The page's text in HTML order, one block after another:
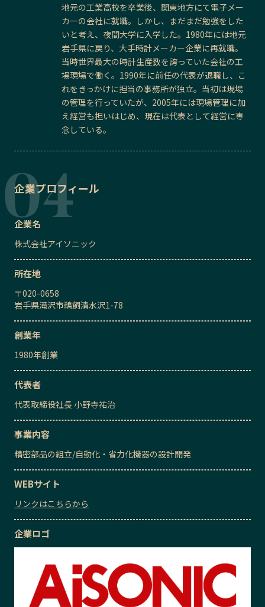
地元の工業高校を卒業後、関東地方にて電子メー
カーの会社に就職。しかし、まだまだ勉強をした
いと考え、夜間大学に入学した。1980年には地元
岩手県に戻り、大手時計メーカー企業に再就職。
当時世界最大の時計生産数を誇っていた会社の工
場現場で働く。1990年に前任の代表が退職し、こ
れをきっかけに担当の事務所が独立。当初は現場
の管理を行っていたが、2005年には現場管理に加
え経営も担いはじめ、現在は代表として経営に専
念している。
企業プロフィール
企業名
株式会社アイソニック
所在地
〒020-0658
岩手県滝沢市鵜飼清水沢1-78
創業年
1980年創業
代表者
代表取締役社長 小野寺祐治
事業内容
精密部品の組立/自動化・省力化機器の設計開発
WEBサイト
リンクはこちらから
企業ロゴ